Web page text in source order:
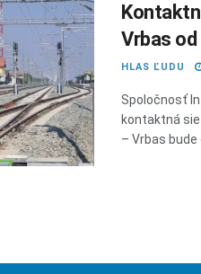
Vrbas
HLAS ĽUDU
Spoločnosť
kontaktná
– Vrbas bude